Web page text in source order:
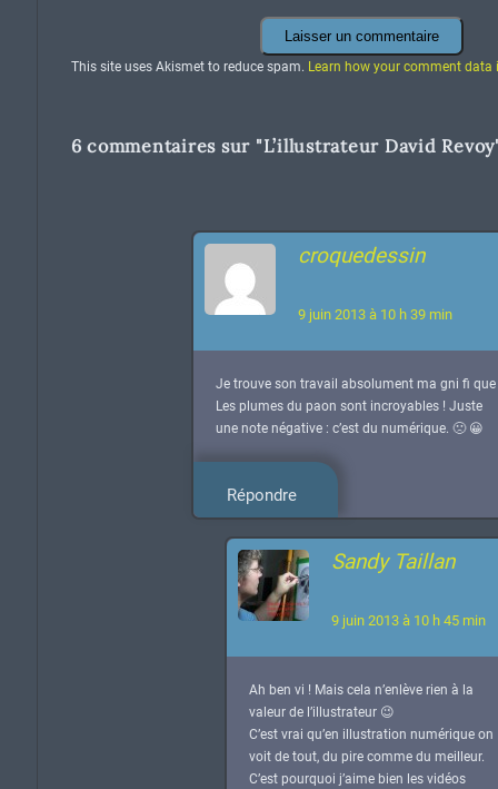
This site uses Akismet to reduce spam. Learn how your comment data
6 commentaires sur "L’illustrateur David Revoy
croquedessin
9 juin 2013 à 10 h 39 min
Je trouve son travail absolument ma gni fi que
Les plumes du paon sont incroyables ! Juste
une note négative : c’est du numérique. 🙁 😀
Répondre
Sandy Taillan
9 juin 2013 à 10 h 45 min
Ah ben vi ! Mais cela n’enlève rien à la
valeur de l’illustrateur 😉
C’est vrai qu’en illustration numérique on
voit de tout, du pire comme du meilleur.
C’est pourquoi j’aime bien les vidéos